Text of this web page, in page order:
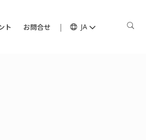
ト お問合せ JA